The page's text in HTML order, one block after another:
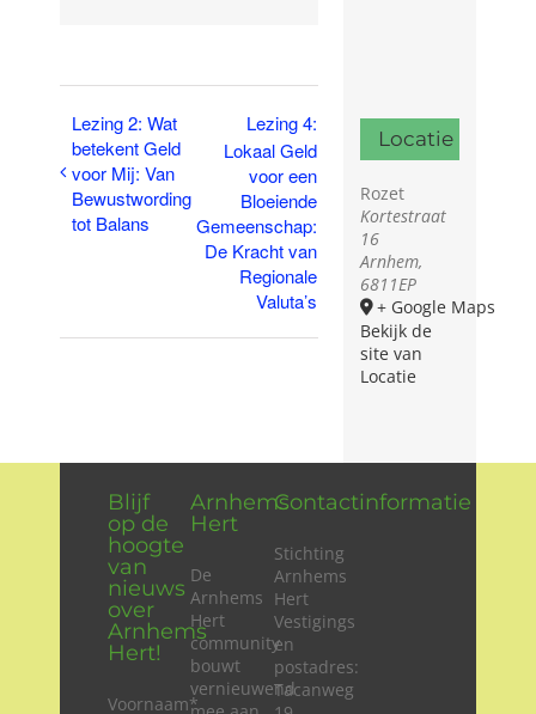
Lezing 2: Wat
betekent Geld
voor Mij: Van
Bewustwording
tot Balans
Lezing 4:
Lokaal Geld
voor een
Bloeiende
Gemeenschap:
De Kracht van
Regionale
Valuta’s
Locatie
Rozet
Kortestraat
16
Arnhem,
6811EP
+ Google Maps
Bekijk de
site van
Locatie
Blijf
op de
hoogte
van
nieuws
over
Arnhems
Hert!
Voornaam*
Arnhems
Hert
De
Arnhems
Hert
community
bouwt
vernieuwend
Contactinformatie
Stichting
Arnhems
Hert
Vestigings
en
postadres:
Tacanweg